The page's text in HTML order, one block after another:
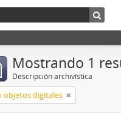
Mostrando 1
Descripción archivística
objetos digitales